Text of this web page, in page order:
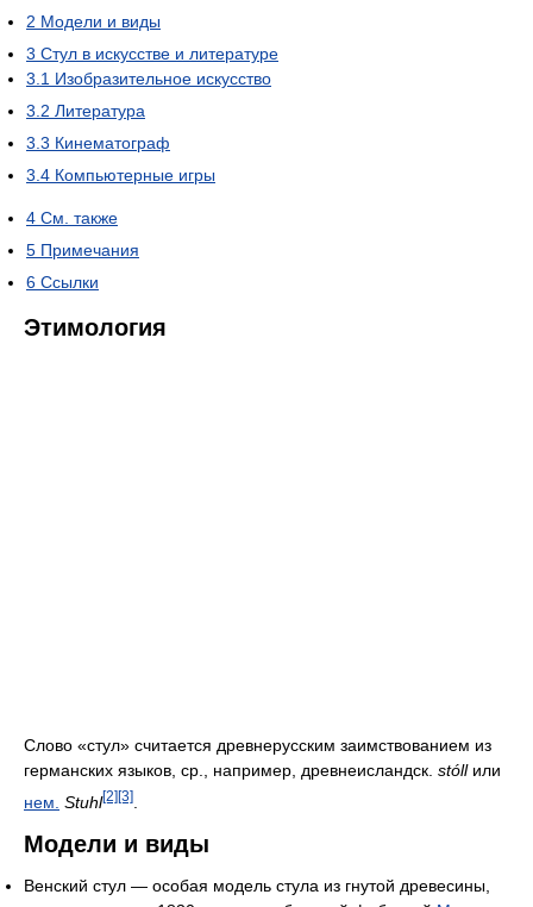
2 Модели и виды
3 Стул в искусстве и литературе
3.1 Изобразительное искусство
3.2 Литература
3.3 Кинематограф
3.4 Компьютерные игры
4 См. также
5 Примечания
6 Ссылки
Этимология
Слово «стул» считается древнерусским заимствованием из
германских языков, ср., например, древнеисландск. stóllили
нем. Stuhl[2][3]
Модели и виды
Венский стул — особая модель стула из гнутой древесины,